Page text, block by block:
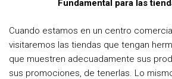
Fundamental para las
Cuando estamos en un centro
visitaremos las tiendas que tengan
que muestren adecuadamente sus
sus promociones, de tenerlas. Lo